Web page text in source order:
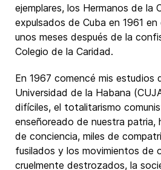
ejemplares, los Hermanos de la
expulsados de Cuba en 1961
unos meses después de la
Colegio de la Caridad.
En 1967 comencé mis estudios
Universidad de la Habana
difíciles, el totalitarismo
enseñoreado de nuestra patria,
de conciencia, miles de
fusilados y los movimientos de
cruelmente destrozados, la